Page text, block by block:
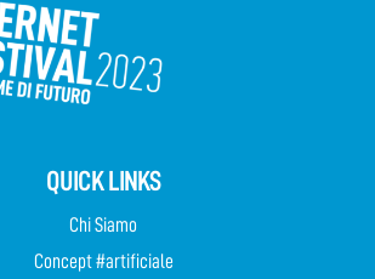
QUICK LINKS
Chi Siamo
Concept #artificiale